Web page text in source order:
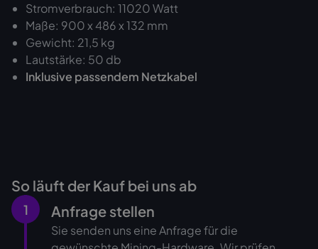
Stromverbrauch: 11020 Watt
Maße: 900 x 486 x 132 mm
Gewicht: 21,5 kg
Lautstärke: 50 db
Inklusive passendem Netzkabel
So läuft der Kauf bei uns ab
1 Anfrage stellen
Sie senden uns eine Anfrage für die